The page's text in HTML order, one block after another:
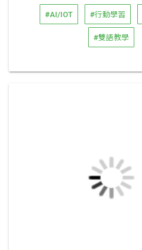
#AI/IOT #行動學習
#雙語教學